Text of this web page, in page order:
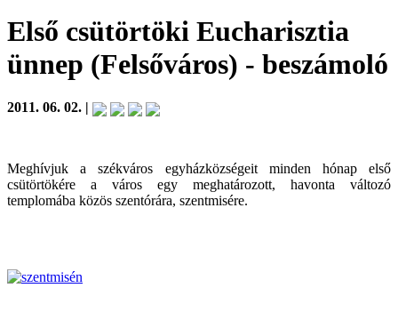
Első csütörtöki Eucharisztia
ünnep (Felsőváros) - beszámoló
2011. 06. 02. |
Meghívjuk a székváros egyházközségeit minden hónap első
csütörtökére a város egy meghatározott, havonta változó
templomába közös szentórára, szentmisére.